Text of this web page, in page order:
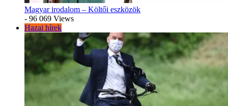
Magyar irodalom – Költői eszközök
- 96 069 Views
Hazai hírek